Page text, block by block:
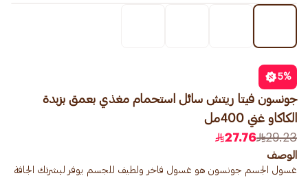
5%
جونسون فيتا ريتش سائل استحمام مغذي بعمق بزبدة
الكاكاو غني 400مل
29.23
27.76
الوصف
غسول الجسم جونسون هو غسول فاخر ولطيف للجسم يوفر لبشرتك الجافة